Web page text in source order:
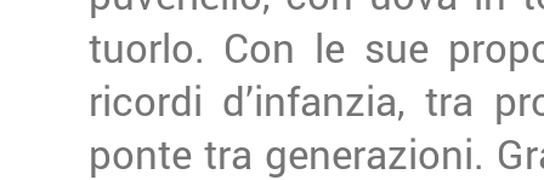
tuorlo. Con le sue
ricordi d’infanzia, tra
ponte tra generazioni.